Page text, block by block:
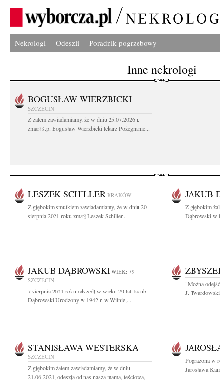
Nekrologi Odeszli Poradnik pogrzebowy
Inne nekrologi
BOGUSŁAW WIERZBICKI
SZCZECIN
Z żalem zawiadamiamy, że w dniu 25.07.2026 r.
zmarł ś.p. Bogusław Wierzbicki lekarz Pożegnanie...
LESZEK SCHILLER KRAKÓW
Z głębokim smutkiem zawiadamiamy, że w dniu 20
sierpnia 2021 roku zmarł Leszek Schiller...
JAKUB
Z głębokim
Dąbrowski w
JAKUB DĄBROWSKI WIEK: 79
SZCZECIN
7 sierpnia 2021 roku odszedł w wieku 79 lat Jakub
Dąbrowski Urodzony w 1942 r. w Wilnie,...
"Można
J.
STANISŁAWA WESTERSKA
SZCZECIN
Z głębokim żalem zawiadamiamy, że w dniu
21.06.2021, odeszła od nas nasza mama, teściowa,
Pogrążona w
Jarosława